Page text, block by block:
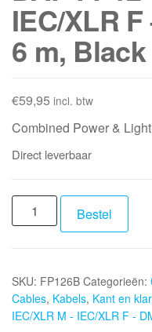
IEC/XLR
6 m, Black
€59,95 incl. btw
Combined Power &
Direct leverbaar
DAP
FP12
M
-
IEC/XLR
Bestel
SKU: FP126B Categorieën:
Cables, Kabels, Kant en
IEC/XLR M - IEC/XLR F -